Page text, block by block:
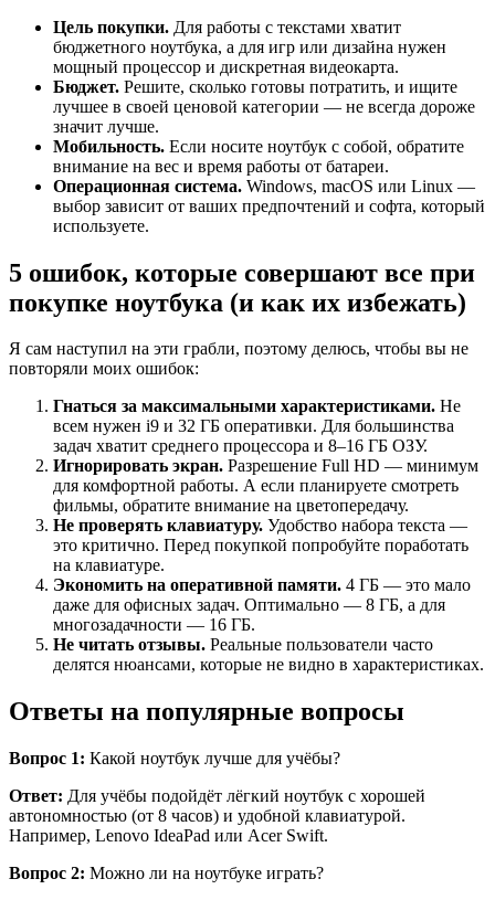
Цель покупки. Для работы с текстами хватит
бюджетного ноутбука, а для игр или дизайна нужен
мощный процессор и дискретная видеокарта.
Бюджет. Решите, сколько готовы потратить, и ищите
лучшее в своей ценовой категории — не всегда дороже
значит лучше.
Мобильность. Если носите ноутбук с собой, обратите
внимание на вес и время работы от батареи.
Операционная система. Windows, macOS или Linux —
выбор зависит от ваших предпочтений и софта, который
используете.
5 ошибок, которые совершают все при
покупке ноутбука (и как их избежать)
Я сам наступил на эти грабли, поэтому делюсь, чтобы вы не
повторяли моих ошибок:
Гнаться за максимальными характеристиками. Не
всем нужен i9 и 32 ГБ оперативки. Для большинства
задач хватит среднего процессора и 8–16 ГБ ОЗУ.
Игнорировать экран. Разрешение Full HD — минимум
для комфортной работы. А если планируете смотреть
фильмы, обратите внимание на цветопередачу.
Не проверять клавиатуру. Удобство набора текста —
это критично. Перед покупкой попробуйте поработать
на клавиатуре.
Экономить на оперативной памяти. 4 ГБ — это мало
даже для офисных задач. Оптимально — 8 ГБ, а для
многозадачности — 16 ГБ.
Не читать отзывы. Реальные пользователи часто
делятся нюансами, которые не видно в характеристиках.
Ответы на популярные вопросы
Вопрос 1: Какой ноутбук лучше для учёбы?
Ответ: Для учёбы подойдёт лёгкий ноутбук с хорошей
автономностью (от 8 часов) и удобной клавиатурой.
Например, Lenovo IdeaPad или Acer Swift.
Вопрос 2: Можно ли на ноутбуке играть?